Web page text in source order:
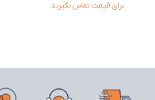
برای قیمت تماس بگیرید